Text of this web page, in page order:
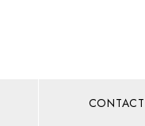
CONTACT